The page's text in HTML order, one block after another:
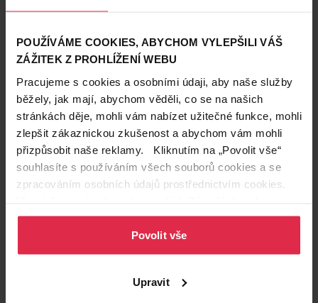
POUŽÍVÁME COOKIES, ABYCHOM VYLEPŠILI VÁŠ
ZÁŽITEK Z PROHLÍŽENÍ WEBU
Pracujeme s cookies a osobními údaji, aby naše služby
běžely, jak mají, abychom věděli, co se na našich
stránkách děje, mohli vám nabízet užitečné funkce, mohli
zlepšit zákaznickou zkušenost a abychom vám mohli
přizpůsobit naše reklamy. Kliknutím na „Povolit vše“
souhlasíte s používáním všech souborů cookies a se
zpracováním osobních údajů prostřednictvím cookies.
osobních údajů.
Povolit vše
Upravit